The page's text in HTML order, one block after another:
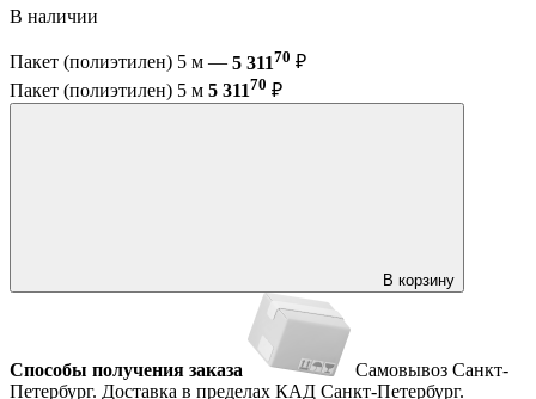
В наличии
Пакет (полиэтилен) 5 м — 5 31170 ₽
Пакет (полиэтилен) 5 м 5 31170 ₽
В корзину
Способы получения заказа Самовывоз Санкт-
Петербург. Доставка в пределах КАД Санкт-Петербург.